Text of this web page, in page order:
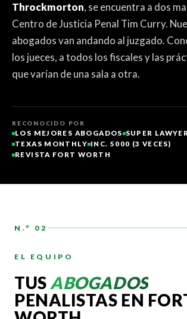
Throckmorton, se encuentra a dos
Centro de Justicia Penal Tim Curry.
abogados van andando al juzgado.
los jueces, a todos los fiscales y las
que varían de una sala a otra.
RECONOCIDO POR
LOS MEJORES ABOGADOS SUPER
TEXAS MONTHLY INC. 5000 (3 VECES)
REVISTA FORT WORTH
N.º 02
EL EQUIPO
TUS ABOGADOS
PENALISTAS EN